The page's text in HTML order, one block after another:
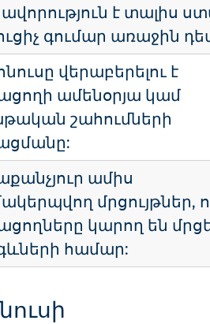
է տալիս
գումար առաջին
վերաբերելու է
ամենօրյա կամ
շահումների
ամիս
մրցույթներ,
կարող են
համար: